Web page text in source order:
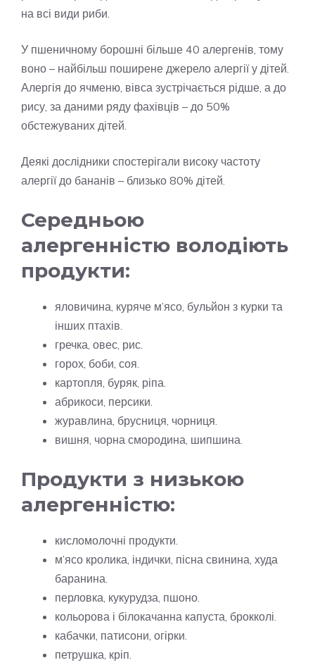
на всі види риби.
У пшеничному борошні більше 40 алергенів, тому
воно – найбільш поширене джерело алергії у дітей.
Алергія до ячменю, вівса зустрічається рідше, а до
рису, за даними ряду фахівців – до 50%
обстежуваних дітей.
Деякі дослідники спостерігали високу частоту
алергії до бананів – близько 80% дітей.
Середньою
алергенністю володіють
продукти:
яловичина, куряче м’ясо, бульйон з курки та
інших птахів.
гречка, овес, рис.
горох, боби, соя.
картопля, буряк, ріпа.
абрикоси, персики.
журавлина, брусниця, чорниця.
вишня, чорна смородина, шипшина.
Продукти з низькою
алергенністю:
кисломолочні продукти.
м’ясо кролика, індички, пісна свинина, худа
баранина.
перловка, кукурудза, пшоно.
кольорова і білокачанна капуста, брокколі.
кабачки, патисони, огірки.
петрушка, кріп.